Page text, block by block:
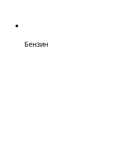
Бензин